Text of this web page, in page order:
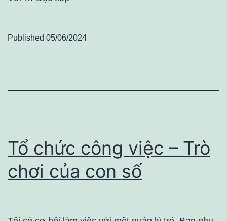
Published 05/06/2024
Tổ chức công việc – Trò
chơi của con số